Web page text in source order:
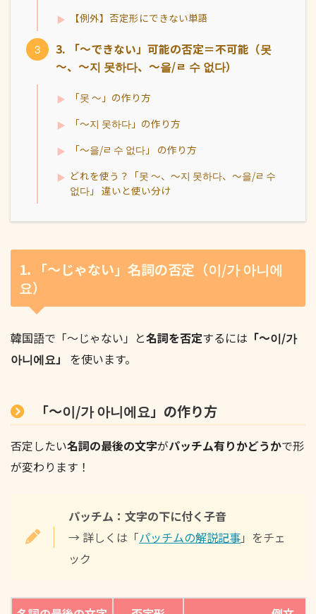
【例外】否定形にできない単語
3. 「〜できない」可能の否定＝不可能（못
〜、〜지 못하다、〜을/ㄹ 수 없다）
「못 ～」の作り方
「～지 못하다」の作り方
「〜을/ㄹ 수 없다」 の作り方
どれを使う？「못 〜、〜지 못하다、〜을/ㄹ 수
없다」 違いと使い分け
1. 「〜じゃない」名詞の否定（이/가 아니에
요）
韓国語で「〜じゃない」と名詞を否定するには 「〜이/가
아니에요」
を使います。
「〜이/가 아니에요」の作り方
否定したい名詞の最後の文字がパッチム有りかどうかで形
が変わります！
パッチム：文字の下に付く子音
→ 詳しくは「パッチムの解説記事」をチェ
ック